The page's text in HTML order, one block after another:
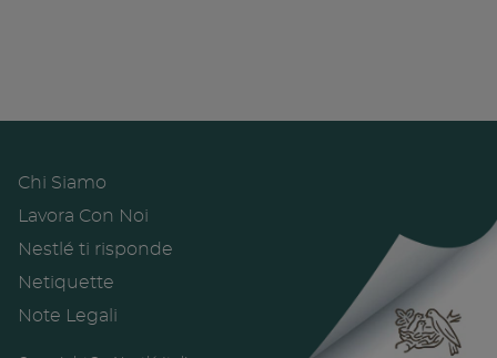
Footer
menu
Chi Siamo
Lavora Con Noi
Nestlé ti risponde
Netiquette
Note Legali